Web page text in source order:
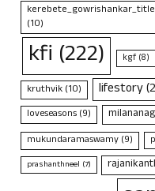
(10)
kfi (222) kgf(8)
kruthvik(10) lifestory
loveseasons (9)
mukundaramaswamy (9)
prashanthneel (7)